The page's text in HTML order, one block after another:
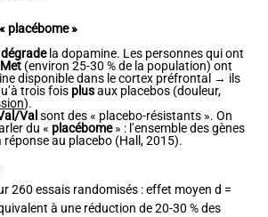
placébome »
dégrade la dopamine. Les personnes qui ont
(environ 25-30 % de la population) ont
disponible dans le cortex préfrontal → ils
trois fois plusaux placebos (douleur,
).
Val sont des « placebo-résistants ». On
du « placébome» : l’ensemble des gènes
réponse au placebo (Hall, 2015).
260 essais randomisés : effet moyen d =
à une réduction de 20-30 % des